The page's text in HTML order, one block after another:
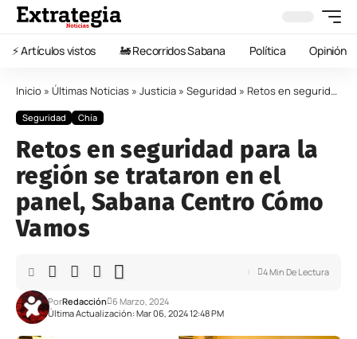
⚡️ Artículos vistos 🚂 Recorridos Sabana Política Opinión
Inicio » Últimas Noticias » Justicia » Seguridad » Retos en seguridad para la región se trataron en el panel, Sabana Centro Cómo Vamos
Seguridad Chía
Retos en seguridad para la
región se trataron en el
panel, Sabana Centro Cómo
Vamos
Última Actualización: Mar 06, 2024 12:48 PM
PorRedacción 6 Marzo, 2024
4 Min De Lectura